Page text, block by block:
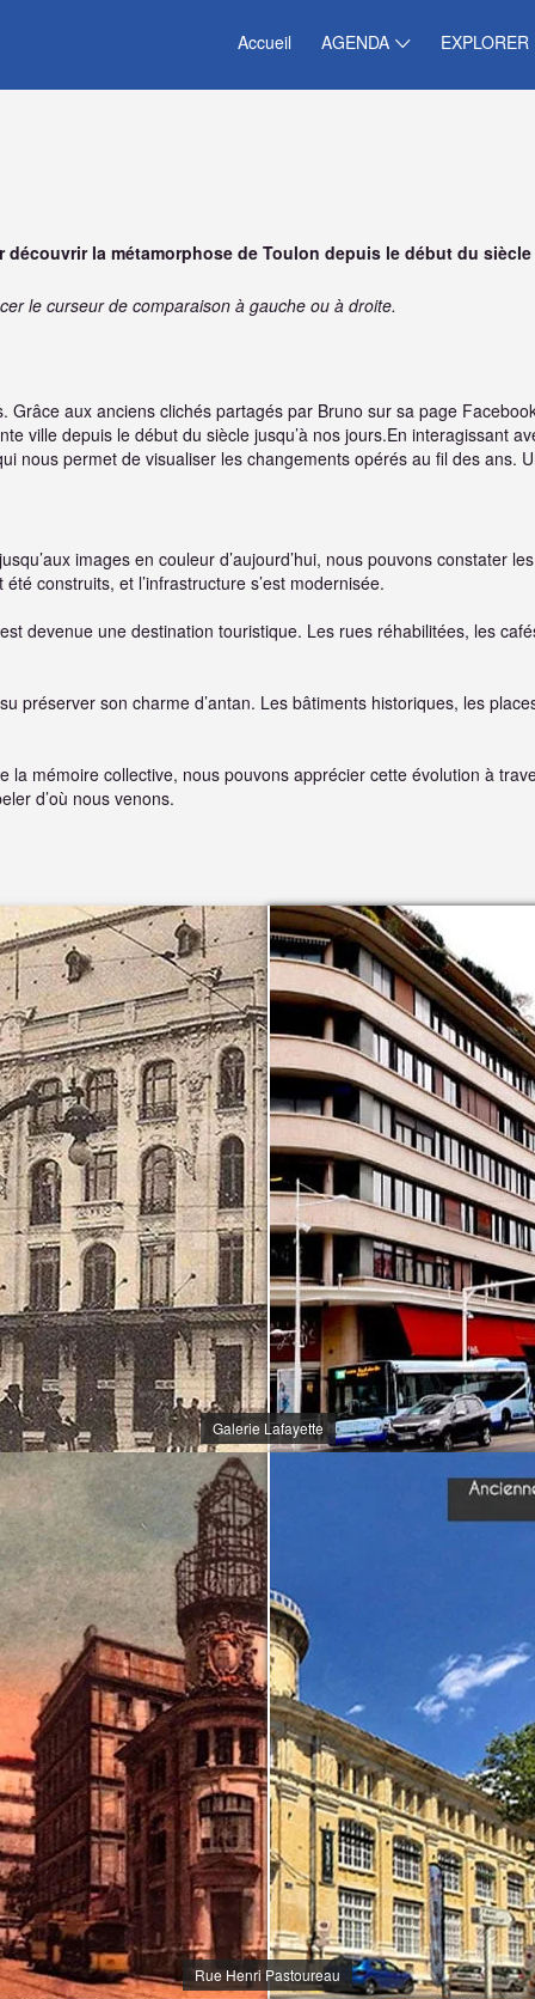
Accueil AGENDA EXPLORER
la métamorphose de Toulon depuis le début du
le curseur de comparaison à gauche ou à droite.
Grâce aux anciens clichés partagés par Bruno sur sa page
ville depuis le début du siècle jusqu’à nos jours.En interagissant
nous permet de visualiser les changements opérés au fil des ans.
images en couleur d’aujourd’hui, nous pouvons constater
construits, et l’infrastructure s’est modernisée.
devenue une destination touristique. Les rues réhabilitées, les
préserver son charme d’antan. Les bâtiments historiques, les
mémoire collective, nous pouvons apprécier cette évolution à
d’où nous venons.
Galerie Lafayette
Rue Henri Pastoureau